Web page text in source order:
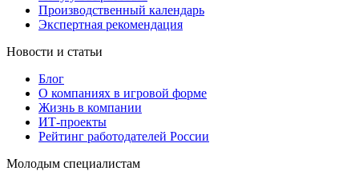
Производственный календарь
Экспертная рекомендация
Новости и статьи
Блог
О компаниях в игровой форме
Жизнь в компании
ИТ-проекты
Рейтинг работодателей России
Молодым специалистам